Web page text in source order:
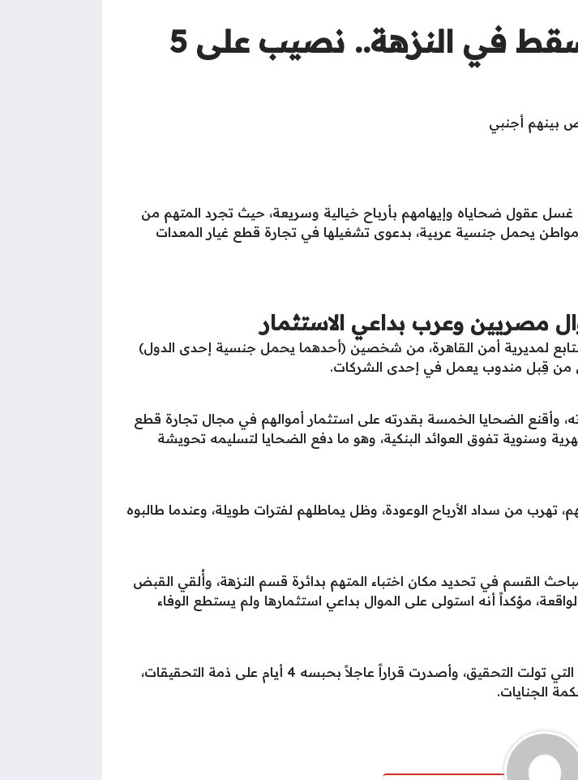
مستريح قطع غيار البترول يسقط في النزهة.. نصيب على 5
عقول ضحاياه وإيهامهم بأرباح خيالية وسريعة، حيث تجرد المتهم من
ضخمة من 5 أشخاص، من بينهم مواطن يحمل جنسية عربية، بدعوى تشغيلها في تجارة قطع غيار المعدات
مصريين وعرب بداعي الاستثمار
التابع لمديرية أمن القاهرة، من شخصين (أحدهما يحمل جنسية إحدى الدول)
وأقنع الضحايا الخمسة بقدرته على استثمار أموالهم في مجال تجارة قطع
وسنوية تفوق العوائد البنكية، وهو ما دفع الضحايا لتسليمه تحويشة
تهرب من سداد الأرباح الوعودة، وظل يماطلهم لفترات طويلة، وعندما طالبوه
القسم في تحديد مكان اختباء المتهم بدائرة قسم النزهة، وأُلقي القبض
مؤكداً أنه استولى على الموال بداعي استثمارها ولم يستطع الوفاء
تم اتخاذ الإجراءات القانونية اللازمة، وعرض المتهم على النيابة العامة التي تولت التحقيق، وأصدرت قراراً عاجلاً بحبسه 4 أيام على ذمة التحقيقات،
الجنايات.